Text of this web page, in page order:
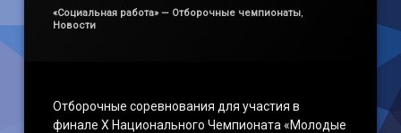
Категории:
«Социальная работа» — Отборочные чемпионаты,
Новости
Отборочные соревнования для участия в
финале X Национального Чемпионата «Молодые